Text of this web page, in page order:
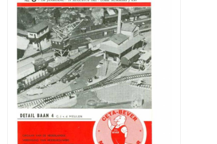
Zeitschriften
Neue Zeichnungen
NEUE ZEITSCHRIFTEN
ABONNEMENT DER
MODELLBAUER
Baubeschreibungen